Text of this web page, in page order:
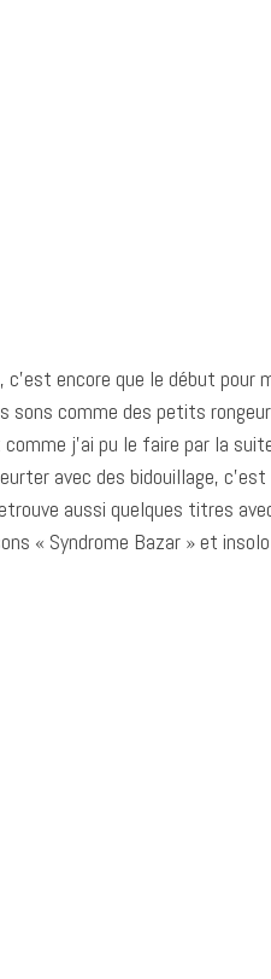
encore que le début
comme des petits
j’ai pu le faire par la
avec des bidouillage,
aussi quelques titres
« Syndrome Bazar » et